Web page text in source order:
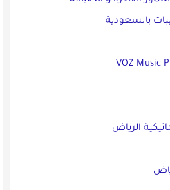
بالسعودية
VOZ Music
الرياض